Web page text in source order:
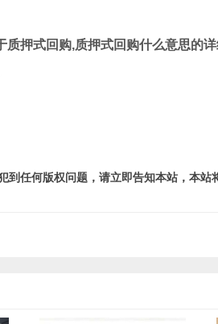
质押式回购,质押式回购什么意思的
到任何版权问题，请立即告知本站，本站